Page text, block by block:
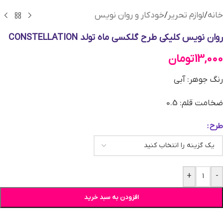
خانه/لوازم تحریر/خودکار و روان نویس
روان نویس کلیکی طرح گلکسی ماه تولد CONSTELLATION
13,000تومان
رنگ جوهر: آبی
ضخامت قلم: 0.5
طرح
-
+
افزودن به سبد خرید